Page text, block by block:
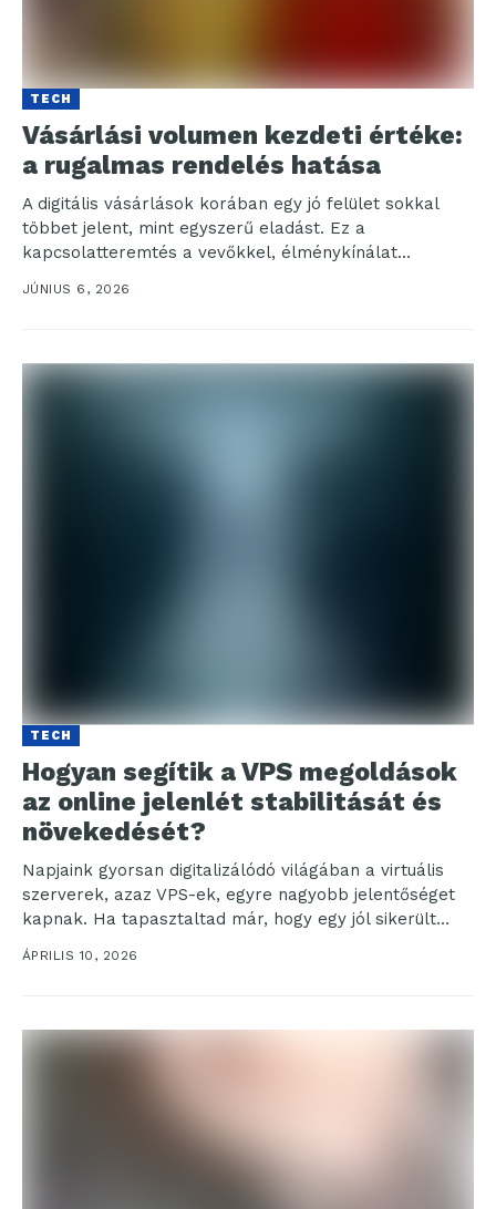
TECH
Vásárlási volumen kezdeti értéke:
a rugalmas rendelés hatása
A digitális vásárlások korában egy jó felület sokkal
többet jelent, mint egyszerű eladást. Ez a
kapcsolatteremtés a vevőkkel, élménykínálat
kialakítása és persze a...
JÚNIUS 6, 2026
TECH
Hogyan segítik a VPS megoldások
az online jelenlét stabilitását és
növekedését?
Napjaink gyorsan digitalizálódó világában a virtuális
szerverek, azaz VPS-ek, egyre nagyobb jelentőséget
kapnak. Ha tapasztaltad már, hogy egy jól sikerült
ÁPRILIS 10, 2026